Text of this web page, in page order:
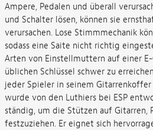
Ampere, Pedalen und überall
und Schalter lösen, können sie
verursachen. Lose Stimmmechanik
sodass eine Saite nicht richtig
Arten von Einstellmuttern auf einer
üblichen Schlüssel schwer zu
jeder Spieler in seinem Gitarrenkoffer
wurde von den Luthiers bei ESP
ständig, um die Stützen auf Gitarren,
festzuziehen. Er eignet sich